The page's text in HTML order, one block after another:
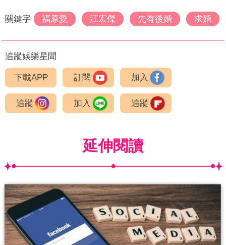
關鍵字 福原愛 江宏傑 先有後婚 求婚
追蹤娛樂星聞
下載APP 訂閱 加入
追蹤 加入 追蹤
延伸閱讀